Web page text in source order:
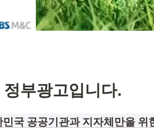
정부광고입니다.
민국 공공기관과 지자체만을